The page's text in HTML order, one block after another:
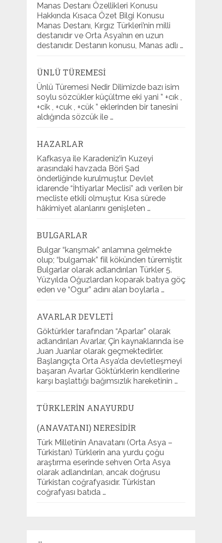
Manas Destanı Özellikleri Konusu
Hakkında Kısaca Özet Bilgi Konusu
Manas Destanı, Kırgız Türkleri’nin milli
destanıdır ve Orta Asya’nın en uzun
destanıdır. Destanın konusu, Manas adlı …
ÜNLÜ TÜREMESI
Ünlü Türemesi Nedir Dilimizde bazı isim
soylu sözcükler küçültme eki yani ” +cık ,
+cik , +cuk , +cük ” eklerinden bir tanesini
aldığında sözcük ile …
HAZARLAR
Kafkasya ile Karadeniz’in Kuzeyi
arasındaki havzada Böri Şad
önderliğinde kurulmuştur. Devlet
idarende “İhtiyarlar Meclisi” adı verilen bir
mecliste etkili olmuştur. Kısa sürede
hâkimiyet alanlarını genişleten …
BULGARLAR
Bulgar “karışmak” anlamına gelmekte
olup; “bulgamak” fiil kökünden türemiştir.
Bulgarlar olarak adlandırılan Türkler 5.
Yüzyılda Oğuzlardan koparak batıya göç
eden ve “Ogur” adını alan boylarla …
AVARLAR DEVLETI
Göktürkler tarafından “Aparlar” olarak
adlandırılan Avarlar, Çin kaynaklarında ise
Juan Juanlar olarak geçmektedirler.
Başlangıçta Orta Asya’da devletleşmeyi
başaran Avarlar Göktürklerin kendilerine
karşı başlattığı bağımsızlık hareketinin …
TÜRKLERIN ANAYURDU
(ANAVATANI) NERESIDIR
Türk Milletinin Anavatanı (Orta Asya –
Türkistan) Türklerin ana yurdu çoğu
araştırma eserinde sehven Orta Asya
olarak adlandırılan, ancak doğrusu
Türkistan coğrafyasıdır. Türkistan
coğrafyası batıda …